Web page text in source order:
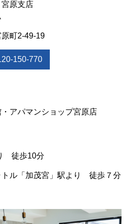
原支店
町2-49-19
150-770
・アパマンショップ宮原店
徒歩10分
トル「加茂宮」駅より 徒歩７分